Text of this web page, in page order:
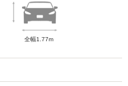
全幅1.77m